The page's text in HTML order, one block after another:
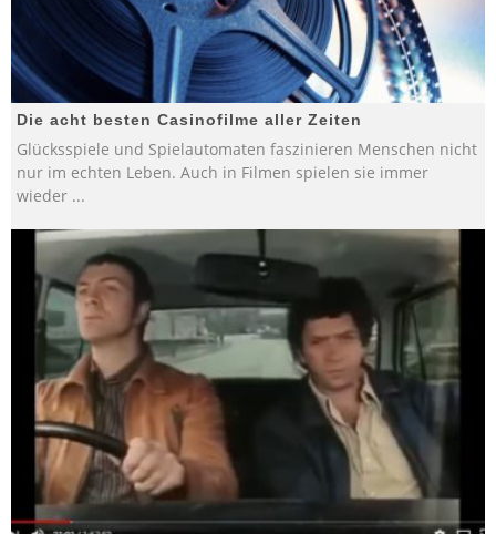
Die acht besten Casinofilme aller Zeiten
Glücksspiele und Spielautomaten faszinieren Menschen nicht
nur im echten Leben. Auch in Filmen spielen sie immer
wieder ...